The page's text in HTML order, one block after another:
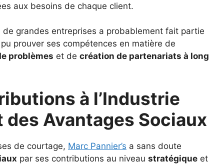
aux besoins de chaque client.
grandes entreprises a probablement fait partie
prouver ses compétences en matière de
problèmes et de création de partenariats à long
à l’Industrie
Avantages Sociaux
de courtage, Marc Pannier’s a sans doute
par ses contributions au niveau stratégique et